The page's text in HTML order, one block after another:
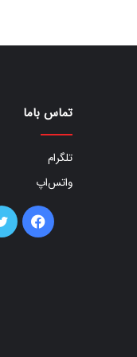
تماس باما
تلگرام
واتس‌اپ
فیس